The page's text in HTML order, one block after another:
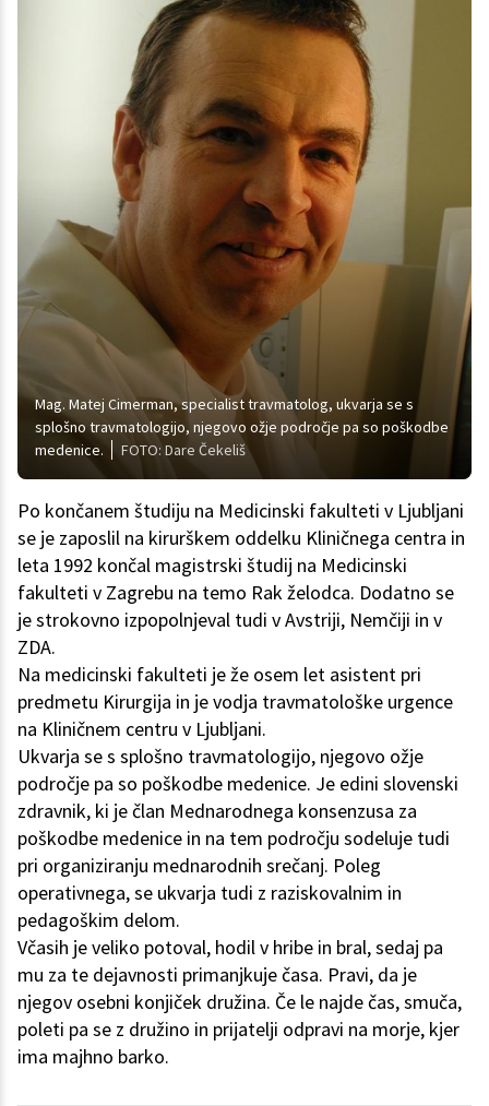
Mag. Matej Cimerman, specialist travmatolog, ukvarja se s
splošno travmatologijo, njegovo ožje področje pa so poškodbe
medenice.
FOTO: Dare Čekeliš
Po končanem študiju na Medicinski fakulteti v Ljubljani
se je zaposlil na kirurškem oddelku Kliničnega centra in
leta 1992 končal magistrski študij na Medicinski
fakulteti v Zagrebu na temo Rak želodca. Dodatno se
je strokovno izpopolnjeval tudi v Avstriji, Nemčiji in v
ZDA.
Na medicinski fakulteti je že osem let asistent pri
predmetu Kirurgija in je vodja travmatološke urgence
na Kliničnem centru v Ljubljani.
Ukvarja se s splošno travmatologijo, njegovo ožje
področje pa so poškodbe medenice. Je edini slovenski
zdravnik, ki je član Mednarodnega konsenzusa za
poškodbe medenice in na tem področju sodeluje tudi
pri organiziranju mednarodnih srečanj. Poleg
operativnega, se ukvarja tudi z raziskovalnim in
pedagoškim delom.
Včasih je veliko potoval, hodil v hribe in bral, sedaj pa
mu za te dejavnosti primanjkuje časa. Pravi, da je
njegov osebni konjiček družina. Če le najde čas, smuča,
poleti pa se z družino in prijatelji odpravi na morje, kjer
ima majhno barko.